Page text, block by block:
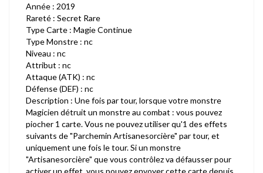
Année : 2019
Rareté : Secret Rare
Type Carte : Magie Continue
Type Monstre : nc
Niveau : nc
Attribut : nc
Attaque (ATK) : nc
Défense (DEF) : nc
Description : Une fois par tour, lorsque votre monstre
Magicien détruit un monstre au combat : vous pouvez
piocher 1 carte. Vous ne pouvez utiliser qu'1 des effets
suivants de "Parchemin Artisanesorcière" par tour, et
uniquement une fois le tour. Si un monstre
"Artisanesorcière" que vous contrôlez va défausser pour
activer un effet, vous pouvez envoyer cette carte depuis